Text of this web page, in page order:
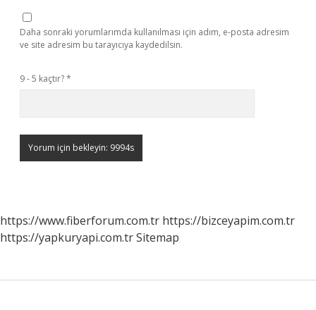
Daha sonraki yorumlarımda kullanılması için adım, e-posta adresim
ve site adresim bu tarayıcıya kaydedilsin.
9 - 5 kaçtır?*
https://www.fiberforum.com.tr https://bizceyapim.com.tr
https://yapkuryapi.com.trSitemap